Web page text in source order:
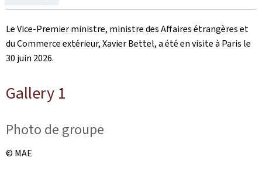
le
Le Vice-Premier ministre, ministre des Affaires étrangères et
du Commerce extérieur, Xavier Bettel, a été en visite à Paris le
30 juin 2026.
Gallery 1
Photo de groupe
© MAE